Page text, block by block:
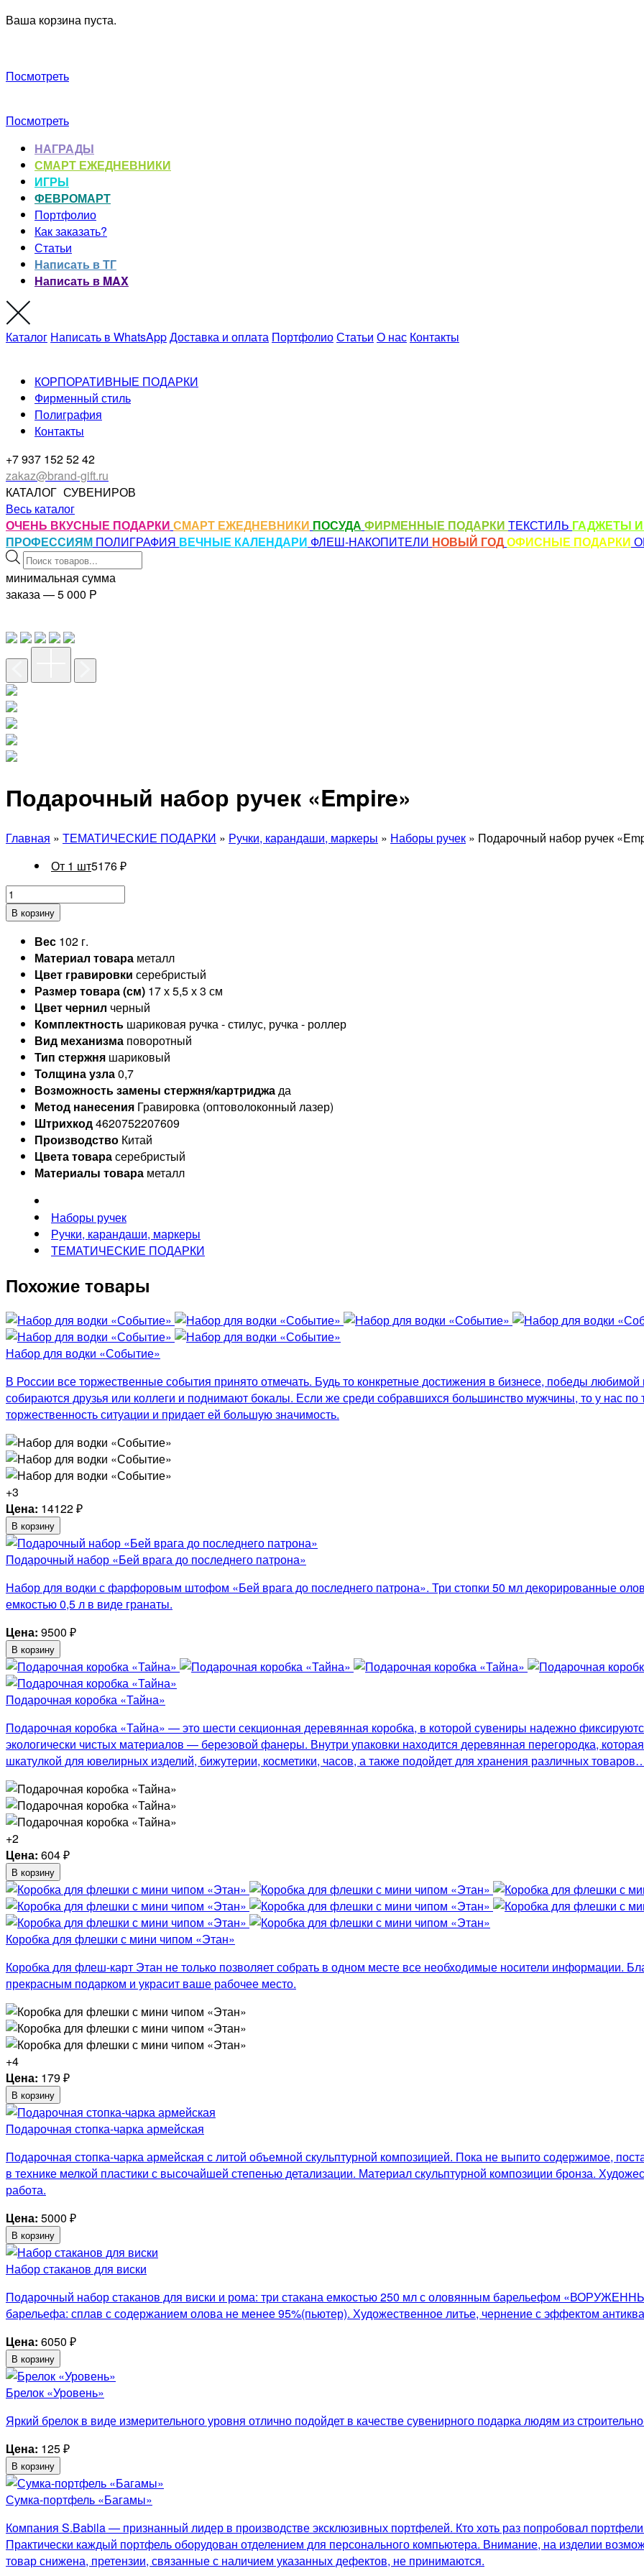
Ваша корзина пуста.
Посмотреть
Посмотреть
НАГРАДЫ
СМАРТ ЕЖЕДНЕВНИКИ
ИГРЫ
ФЕВРОМАРТ
Портфолио
Как заказать?
Статьи
Написать в ТГ
Написать в MAX
Каталог Написать в WhatsAppДоставка и оплата ПортфолиоСтатьи О нас Контакты
КОРПОРАТИВНЫЕ ПОДАРКИ
Фирменный стиль
Полиграфия
Контакты
+7 937 152 52 42
zakaz@brand-gift.ru
КАТАЛОГ СУВЕНИРОВ
Весь каталог
ОЧЕНЬ ВКУСНЫЕ ПОДАРКИ СМАРТ ЕЖЕДНЕВНИКИ ПОСУДА ФИРМЕННЫЕ ПОДАРКИ ТЕКСТИЛЬ ГАДЖЕТЫ
ПРОФЕССИЯМ ПОЛИГРАФИЯ ВЕЧНЫЕ КАЛЕНДАРИ ФЛЕШ-НАКОПИТЕЛИ НОВЫЙ ГОДОФИСНЫЕ ПОДАРКИ
Поиск
товаров
минимальная сумма
заказа — 5 000 P
Подарочный набор ручек «Empire»
Главная » ТЕМАТИЧЕСКИЕ ПОДАРКИ » Ручки, карандаши, маркеры » Наборы ручек » Подарочный набор ручек
От 1 шт5176₽
В корзину
Вес 102 г.
Материал товара металл
Цвет гравировки серебристый
Размер товара (см) 17 х 5,5 х 3 см
Цвет чернил черный
Комплектность шариковая ручка - стилус, ручка - роллер
Вид механизма поворотный
Тип стержня шариковый
Толщина узла0,7
Возможность замены стержня/картриджада
Метод нанесения Гравировка (оптоволоконный лазер)
Штрихкод4620752207609
Производство Китай
Цвета товарасеребристый
Материалы товара металл
Наборы ручек
Ручки, карандаши, маркеры
ТЕМАТИЧЕСКИЕ ПОДАРКИ
Похожие товары
Набор для водки «Событие»
В России все торжественные события принято отмечать. Будь то конкретные достижения в бизнесе, победы
собираются друзья или коллеги и поднимают бокалы. Если же среди собравшихся большинство мужчины, то у нас
торжественность ситуации и придает ей большую значимость.
+3
Цена: 14122₽
В корзину
Подарочный набор «Бей врага до последнего патрона»
Набор для водки с фарфоровым штофом «Бей врага до последнего патрона». Три стопки 50 мл декорированные
емкостью 0,5 л в виде гранаты.
Цена: 9500 ₽
В корзину
Подарочная коробка «Тайна»
Подарочная коробка «Тайна» — это шести секционная деревянная коробка, в которой сувениры надежно
экологически чистых материалов — березовой фанеры. Внутри упаковки находится деревянная перегородка,
шкатулкой для ювелирных изделий, бижутерии, косметики, часов, а также подойдет для хранения различных
+2
Цена: 604₽
В корзину
Коробка для флешки с мини чипом «Этан»
Коробка для флеш-карт Этан не только позволяет собрать в одном месте все необходимые носители информации.
прекрасным подарком и украсит ваше рабочее место.
+4
Цена: 179₽
В корзину
Подарочная стопка-чарка армейская
Подарочная стопка-чарка армейская с литой объемной скульптурной композицией. Пока не выпито содержимое,
в технике мелкой пластики с высочайшей степенью детализации. Материал скульптурной композиции бронза.
работа.
Цена: 5000 ₽
В корзину
Набор стаканов для виски
Подарочный набор стаканов для виски и рома: три стакана емкостью 250 мл с оловянным барельефом
барельефа: сплав с содержанием олова не менее 95%(пьютер). Художественное литье, чернение с эффектом
Цена: 6050 ₽
В корзину
Брелок «Уровень»
Яркий брелок в виде измерительного уровня отлично подойдет в качестве сувенирного подарка людям из
Цена: 125₽
В корзину
Сумка-портфель «Багамы»
Компания S.Babila — признанный лидер в производстве эксклюзивных портфелей. Кто хоть раз попробовал
Практически каждый портфель оборудован отделением для персонального компьютера. Внимание, на изделии
товар снижена, претензии, связанные с наличием указанных дефектов, не принимаются.